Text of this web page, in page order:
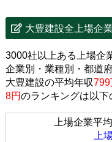
大豊建設全上場企
3000社以上ある上場企
企業別・業種別・都道
大豊建設の平均年収799
8円のランキングは以下
上場企業平
上